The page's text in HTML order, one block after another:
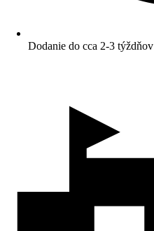
Dodanie do cca 2-3 týždňov